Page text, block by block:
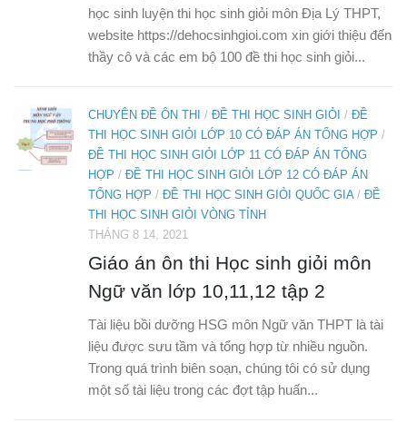
học sinh luyện thi học sinh giỏi môn Địa Lý THPT,
website https://dehocsinhgioi.com xin giới thiệu đến
thầy cô và các em bộ 100 đề thi học sinh giỏi...
CHUYÊN ĐỀ ÔN THI / ĐỀ THI HỌC SINH GIỎI / ĐỀ
THI HỌC SINH GIỎI LỚP 10 CÓ ĐÁP ÁN TỔNG HỢP /
ĐỀ THI HỌC SINH GIỎI LỚP 11 CÓ ĐÁP ÁN TỔNG
HỢP / ĐỀ THI HỌC SINH GIỎI LỚP 12 CÓ ĐÁP ÁN
TỔNG HỢP / ĐỀ THI HỌC SINH GIỎI QUỐC GIA / ĐỀ
THI HỌC SINH GIỎI VÒNG TỈNH
THÁNG 8 14, 2021
Giáo án ôn thi Học sinh giỏi môn
Ngữ văn lớp 10,11,12 tập 2
Tài liệu bồi dưỡng HSG môn Ngữ văn THPT là tài
liệu được sưu tầm và tổng hợp từ nhiều nguồn.
Trong quá trình biên soạn, chúng tôi có sử dụng
một số tài liệu trong các đợt tập huấn...